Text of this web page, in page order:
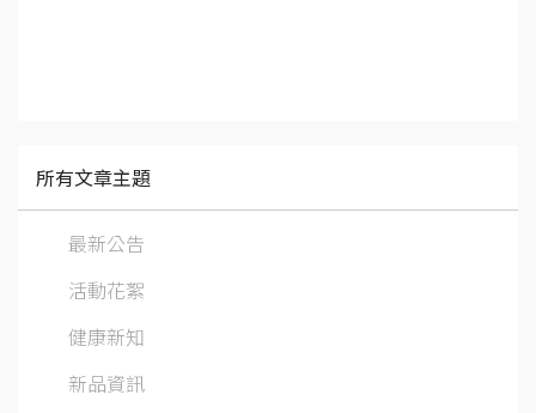
所有文章主題
最新公告
活動花絮
健康新知
新品資訊